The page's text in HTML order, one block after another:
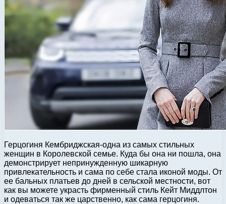
Герцогиня Кембриджская-одна из самых стильных
женщин в Королевской семье. Куда бы она ни пошла, она
демонстрирует непринужденную шикарную
привлекательность и сама по себе стала иконой моды. От
ее бальных платьев до дней в сельской местности, вот
как вы можете украсть фирменный стиль Кейт Миддлтон
и одеваться так же царственно, как сама герцогиня.